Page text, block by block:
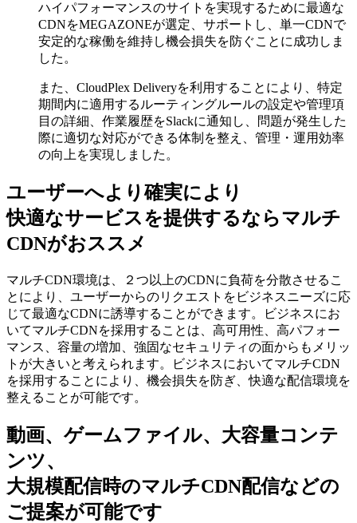
ハイパフォーマンスのサイトを実現するために最適な
CDNをMEGAZONEが選定、サポートし、単一CDNで
安定的な稼働を維持し機会損失を防ぐことに成功しま
した。
また、CloudPlex Deliveryを利用することにより、特定
期間内に適用するルーティングルールの設定や管理項
目の詳細、作業履歴をSlackに通知し、問題が発生した
際に適切な対応ができる体制を整え、管理・運用効率
の向上を実現しました。
ユーザーへより確実により
快適なサービスを提供するならマルチ
CDNがおススメ
マルチCDN環境は、２つ以上のCDNに負荷を分散させるこ
とにより、ユーザーからのリクエストをビジネスニーズに応
じて最適なCDNに誘導することができます。ビジネスにお
いてマルチCDNを採⽤することは、⾼可⽤性、⾼パフォー
マンス、容量の増加、強固なセキュリティの⾯からもメリッ
トが⼤きいと考えられます。ビジネスにおいてマルチCDN
を採用することにより、機会損失を防ぎ、快適な配信環境を
整えることが可能です。
動画、ゲームファイル、大容量コンテ
ンツ、
大規模配信時のマルチCDN配信などの
ご提案が可能です